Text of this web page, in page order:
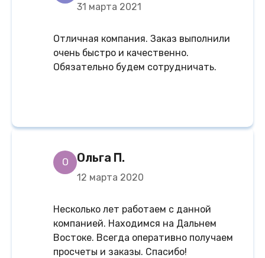
31 марта 2021
Отличная компания. Заказ выполнили
очень быстро и качественно.
Обязательно будем сотрудничать.
О Ольга П.
12 марта 2020
Несколько лет работаем с данной
компанией. Находимся на Дальнем
Востоке. Всегда оперативно получаем
просчеты и заказы. Спасибо!